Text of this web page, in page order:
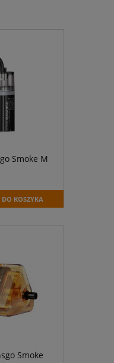
Smoke M
DO KOSZYKA
Smoke